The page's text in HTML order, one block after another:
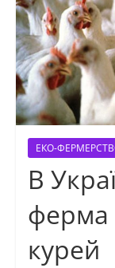
ЕКО-
В
ферма
курей